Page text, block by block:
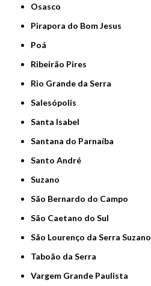
Osasco
Pirapora do Bom Jesus
Poá
Ribeirão Pires
Rio Grande da Serra
Salesópolis
Santa Isabel
Santana do Parnaíba
Santo André
Suzano
São Bernardo do Campo
São Caetano do Sul
São Lourenço da Serra Suzano
Taboão da Serra
Vargem Grande Paulista